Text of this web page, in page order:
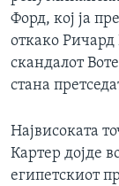
Форд, кој ја
откако Ричард
скандалот
стана
Највисоката
Картер дојде
египетскиот